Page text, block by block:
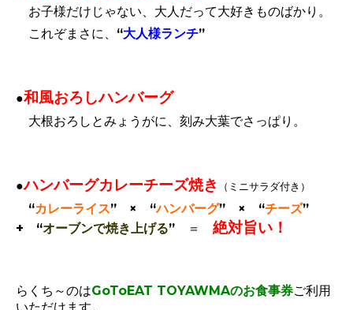
お子様だけじゃない、大人だって大好きものばかり。
これぞまさに、“大人様ランチ”
●和風おろしハンバーグ
大根おろしとみょうがに、刻み大葉でさっぱり。
●ハンバーグカレーチーズ焼き （ミニサラダ付き）
“カレーライス” × “ハンバーグ” × “チーズ”
+ “オーブンで焼き上げる” ＝ 絶対旨い！
らくち～のはGoToEAT TOYAWMAのお食事券ご利用